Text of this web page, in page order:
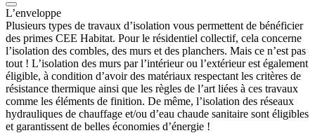
L’enveloppe
Plusieurs types de travaux d’isolation vous permettent de bénéficier
des primes CEE Habitat. Pour le résidentiel collectif, cela concerne
l’isolation des combles, des murs et des planchers. Mais ce n’est pas
tout ! L’isolation des murs par l’intérieur ou l’extérieur est également
éligible, à condition d’avoir des matériaux respectant les critères de
résistance thermique ainsi que les règles de l’art liées à ces travaux
comme les éléments de finition. De même, l’isolation des réseaux
hydrauliques de chauffage et/ou d’eau chaude sanitaire sont éligibles
et garantissent de belles économies d’énergie !